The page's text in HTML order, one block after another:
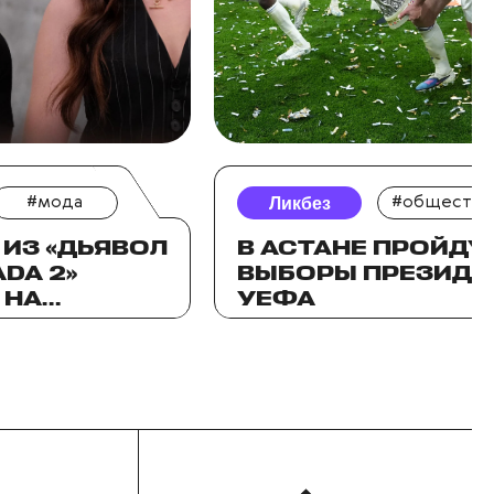
#мода
«ДЬЯВОЛ
2»
НА
Ликбез #общество
В АСТАНЕ
ВЫБОРЫ
УЕФА